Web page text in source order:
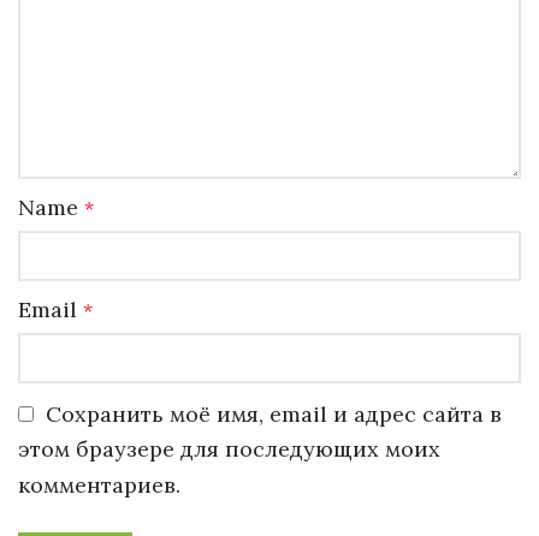
Name *
Email *
Сохранить моё имя, email и адрес сайта в
этом браузере для последующих моих
комментариев.